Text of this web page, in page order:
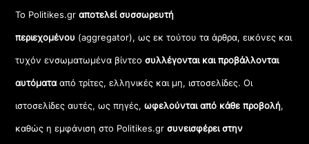
Το Politikes.grαποτελεί συσσωρευτή
περιεχομένου (aggregator), ως εκ τούτου τα άρθρα, εικόνες και
τυχόν ενσωματωμένα βίντεοσυλλέγονται και προβάλλονται
αυτόματααπό τρίτες, ελληνικές και μη, ιστοσελίδες. Οι
ιστοσελίδες αυτές, ως πηγές,ωφελούνται από κάθε προβολή,
καθώς η εμφάνιση στο Politikes.gr συνεισφέρει στην